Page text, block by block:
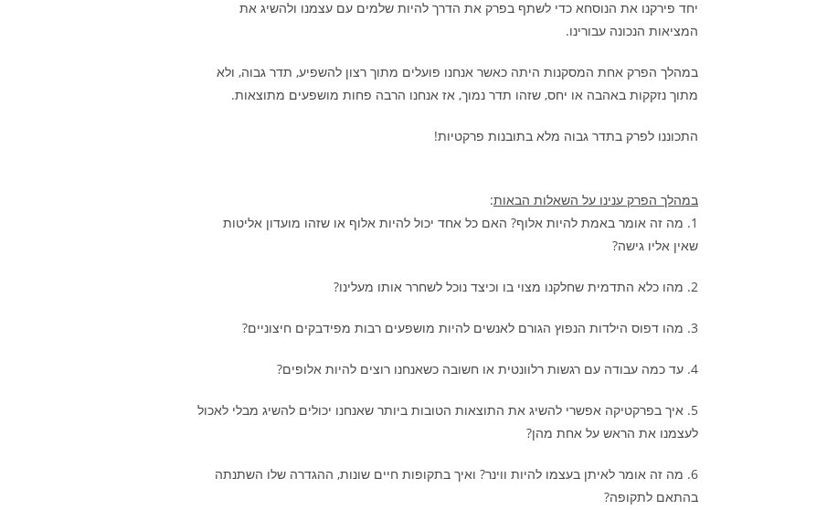
יחד פירקנו את הנוסחא כדי לשתף בפרק את הדרך להיות שלמים עם עצמנו ולהשיג את
המציאות הנכונה עבורינו.
במהלך הפרק אחת המסקנות היתה כאשר אנחנו פועלים מתוך רצון להשפיע, תדר גבוה, ולא
מתוך נזקקות באהבה או יחס, שזהו תדר נמוך, אז אנחנו הרבה פחות מושפעים מתוצאות.
התכוננו לפרק בתדר גבוה מלא בתובנות פרקטיות!
במהלך הפרק ענינו על השאלות הבאות:
1. מה זה אומר באמת להיות אלוף? האם כל אחד יכול להיות אלוף או שזהו מועדון אליטות
שאין אליו גישה?
2. מהו כלא התדמית שחלקנו מצוי בו וכיצד נוכל לשחרר אותו מעלינו?
3. מהו דפוס הילדות הנפוץ הגורם לאנשים להיות מושפעים רבות מפידבקים חיצוניים?
4. עד כמה עבודה עם רגשות רלוונטית או חשובה כשאנחנו רוצים להיות אלופים?
5. איך בפרקטיקה אפשרי להשיג את התוצאות הטובות ביותר שאנחנו יכולים להשיג מבלי לאכול
לעצמנו את הראש על אחת מהן?
6. מה זה אומר לאיתן בעצמו להיות ווינר? ואיך בתקופות חיים שונות, ההגדרה שלו השתנתה
בהתאם לתקופה?